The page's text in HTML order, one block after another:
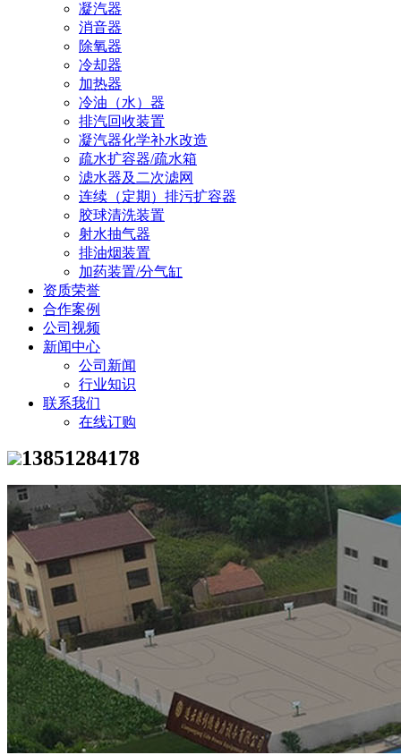
凝汽器
消音器
除氧器
冷却器
加热器
冷油（水）器
排汽回收装置
凝汽器化学补水改造
疏水扩容器/疏水箱
滤水器及二次滤网
连续（定期）排污扩容器
胶球清洗装置
射水抽气器
排油烟装置
加药装置/分气缸
资质荣誉
合作案例
公司视频
新闻中心
公司新闻
行业知识
联系我们
在线订购
13851284178